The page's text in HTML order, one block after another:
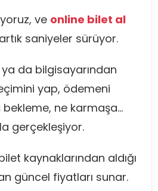
ve online bilet al
saniyeler sürüyor.
da bilgisayarından
yap, ödemeni
bekleme, ne karmaşa…
gerçekleşiyor.
kaynaklarından aldığı
güncel fiyatları sunar.